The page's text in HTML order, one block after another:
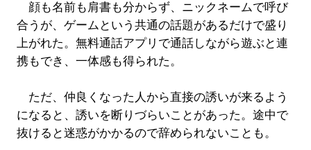
顔も名前も肩書も分からず、ニックネームで呼び
合うが、ゲームという共通の話題があるだけで盛り
上がれた。無料通話アプリで通話しながら遊ぶと連
携もでき、一体感も得られた。
ただ、仲良くなった人から直接の誘いが来るよう
になると、誘いを断りづらいことがあった。途中で
抜けると迷惑がかかるので辞められないことも。